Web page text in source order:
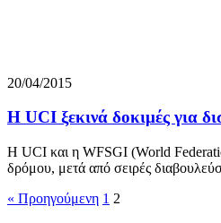
20/04/2015
Η UCI ξεκινά δοκιμές για
Η UCI και η WFSGI (World
δρόμου, μετά από σειρές
« Προηγούμενη 1 2